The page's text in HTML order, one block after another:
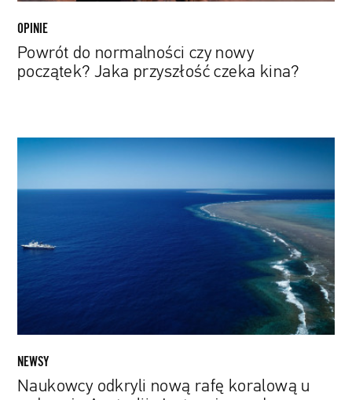
OPINIE
Powrót do normalności czy nowy
początek? Jaka przyszłość czeka kina?
Naukowcy
odkryli
od
Empire
Building
NEWSY
Naukowcy odkryli nową rafę koralową u